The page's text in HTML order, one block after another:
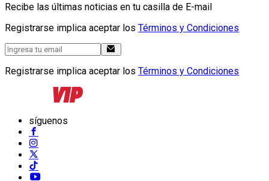
Recibe las últimas noticias en tu casilla de E-mail
Registrarse implica aceptar los Términos y Condiciones
Registrarse implica aceptar los Términos y Condiciones
síguenos